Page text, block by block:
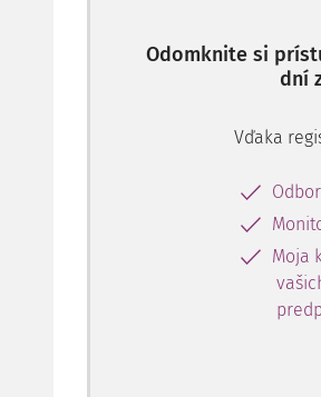
Odomknite si
dní
Vďaka
Moja